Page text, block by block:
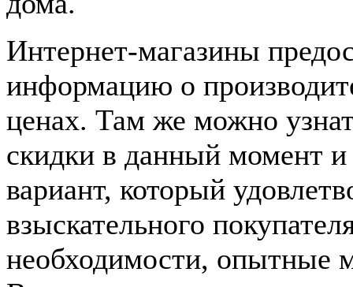
Интернет-магазины
информацию о
ценах. Там же можно
скидки в данный момент
вариант, который
взыскательного
необходимости, опытные